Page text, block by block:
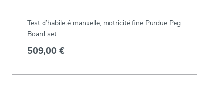
Test d’habileté manuelle, motricité fine Purdue Peg
Board set
509,00 €